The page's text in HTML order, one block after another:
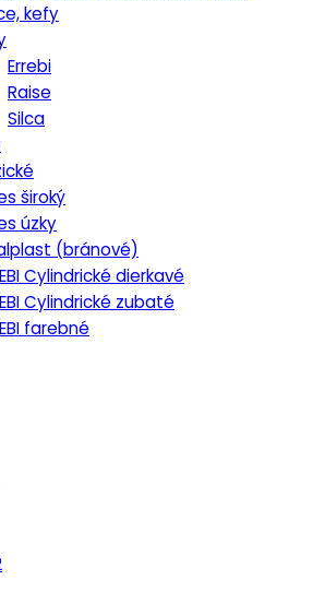
kefy
Errebi
Raise
Silca
široký
úzky
(bránové)
Cylindrické dierkavé
Cylindrické zubaté
farebné